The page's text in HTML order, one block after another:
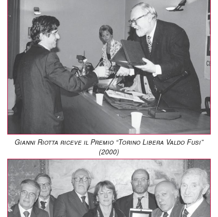
Gianni Riotta riceve il Premio “Torino Libera Valdo Fusi”
(2000)